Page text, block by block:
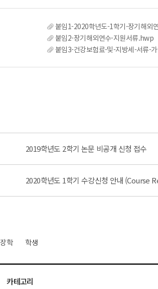
붙임1-2020학년도-1학기-
붙임2-장기해외연수-지원서류.hwp
붙임3-건강보험료-및-지방세-
2019학년도 2학기 논문 비공개 신청 접수
2020학년도 1학기 수강신청 안내
장학 학생
카테고리